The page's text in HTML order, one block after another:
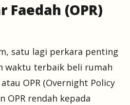
Faedah (OPR)
satu lagi perkara penting
waktu terbaik beli rumah
OPR (Overnight Policy
OPR rendah kepada